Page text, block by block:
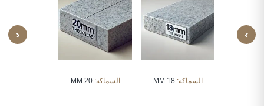
‹
السماكة:18 MM السماكة:20 MM
›